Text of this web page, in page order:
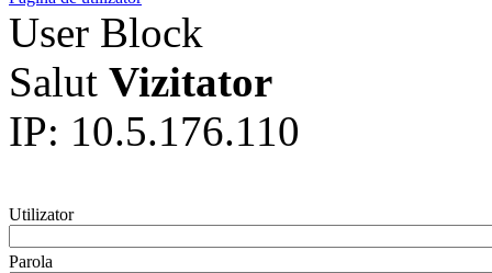
User Block
Salut Vizitator
IP: 10.5.176.110
Utilizator
Parola